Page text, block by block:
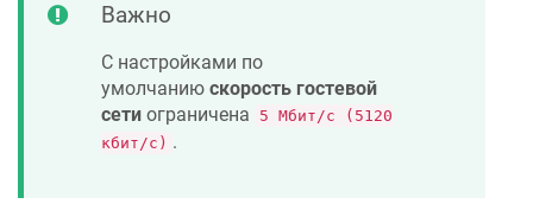
Важно
С настройками по
умолчанию скорость гостевой
сети ограничена
5 Мбит/с (5120
кбит/с) .